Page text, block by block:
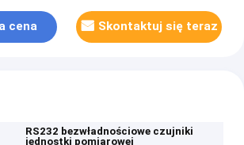
cena Skontaktuj się teraz
RS232 bezwładnościowe czujniki
jednostki pomiarowej